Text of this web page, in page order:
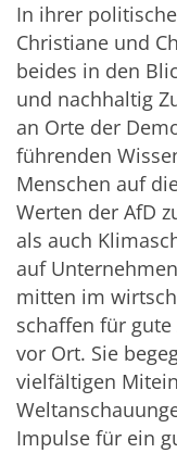
In ihrer
Christiane und
beides in den
und nachhaltig
an Orte der
führenden
Menschen auf
Werten der AfD
als auch
auf
mitten im
schaffen für
vor Ort. Sie
vielfältigen
Impulse für ein